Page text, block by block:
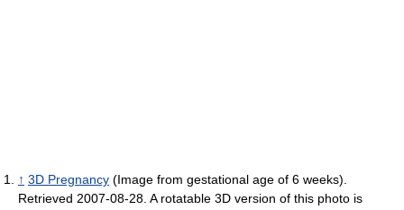
↑ 3D Pregnancy (Image from gestational age of 6 weeks).
Retrieved 2007-08-28. A rotatable 3D version of this photo is